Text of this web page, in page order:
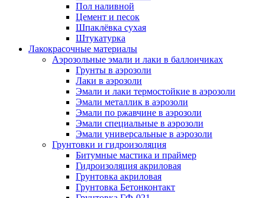
Пол наливной
Цемент и песок
Шпаклёвка сухая
Штукатурка
Лакокрасочные материалы
Аэрозольные эмали и лаки в баллончиках
Грунты в аэрозоли
Лаки в аэрозоли
Эмали и лаки термостойкие в аэрозоли
Эмали металлик в аэрозоли
Эмали по ржавчине в аэрозоли
Эмали специальные в аэрозоли
Эмали универсальные в аэрозоли
Грунтовки и гидроизоляция
Битумные мастика и праймер
Гидроизоляция акриловая
Грунтовка акриловая
Грунтовка Бетонконтакт